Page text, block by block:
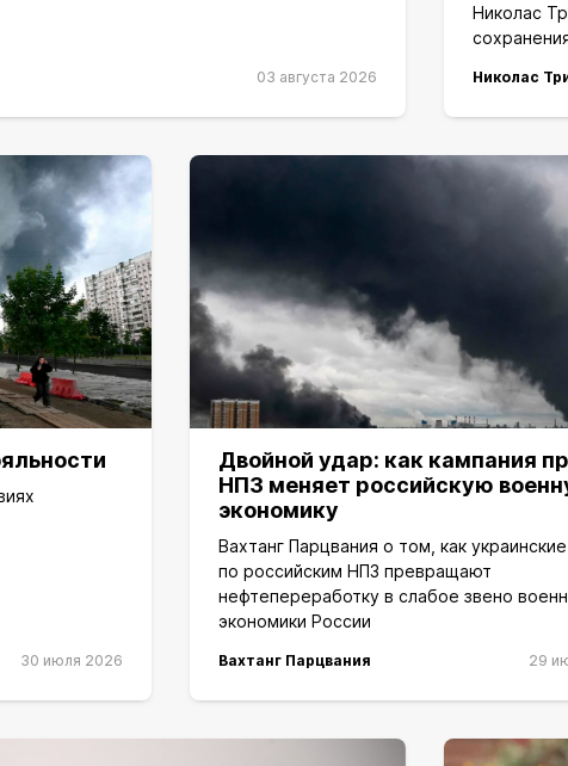
03 августа 2026
Николас
Николас
30 июля 2026
Двойной удар: как кампания
НПЗ меняет российскую
экономику
Вахтанг Парцвания о том, как
по российским НПЗ превращают
нефтепереработку в слабое звено
экономики России
Вахтанг Парцвания 29